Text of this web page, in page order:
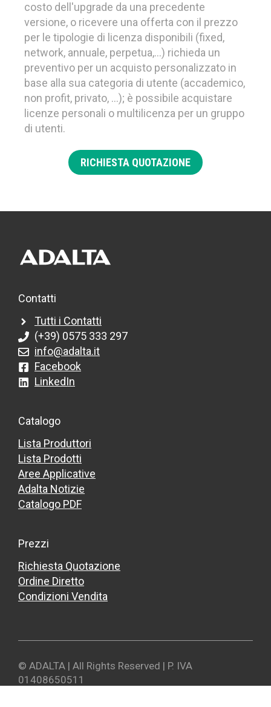
costo dell'upgrade da una precedente
versione, o ricevere una offerta con il prezzo
per le tipologie di licenza disponibili (fixed,
network, annuale, perpetua,…) richieda un
preventivo per un acquisto personalizzato in
base alla sua categoria di utente (accademico,
non profit, privato, …); è possibile acquistare
licenze personali o multilicenza per un gruppo
di utenti.
RICHIESTA QUOTAZIONE
Contatti
Tutti i Contatti
(+39) 0575 333 297
info@adalta.it
Facebook
LinkedIn
Catalogo
Lista Produttori
Lista Prodotti
Aree Applicative
Adalta Notizie
Catalogo PDF
Prezzi
Richiesta Quotazione
Ordine Diretto
Condizioni Vendita
© ADALTA | All Rights Reserved | P. IVA
01408650511